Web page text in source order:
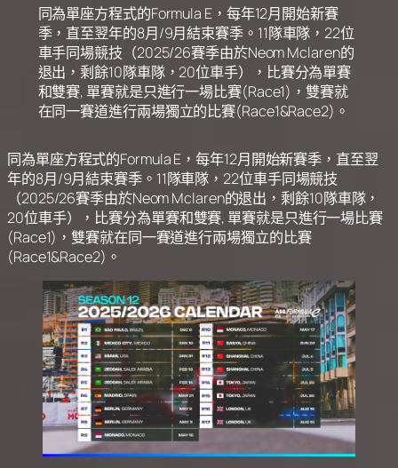
同為單座方程式的Formula E，每年12月開始新賽
季，直至翌年的8月/9月結束賽季。11隊車隊，22位
車手同場競技（2025/26賽季由於Neom Mclaren的
退出，剩餘10隊車隊，20位車手），比賽分為單賽
和雙賽, 單賽就是只進行一場比賽(Race1)，雙賽就
在同一賽道進行兩場獨立的比賽(Race1&Race2)。
同為單座方程式的Formula E，每年12月開始新賽季，直至翌
年的8月/9月結束賽季。11隊車隊，22位車手同場競技
（2025/26賽季由於Neom Mclaren的退出，剩餘10隊車隊，
20位車手），比賽分為單賽和雙賽, 單賽就是只進行一場比賽
(Race1)，雙賽就在同一賽道進行兩場獨立的比賽
(Race1&Race2)。